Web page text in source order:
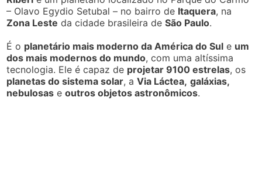
– Olavo Egydio Setubal – no bairro de Itaquera, na
Zona Leste da cidade brasileira deSão Paulo.
É o planetário mais moderno da América do Sul e um
dos mais modernos do mundo, com uma altíssima
tecnologia. Ele é capaz de projetar 9100 estrelas, os
planetas do sistema solar, aVia Láctea, galáxias,
nebulosas eoutros objetos astronômicos.